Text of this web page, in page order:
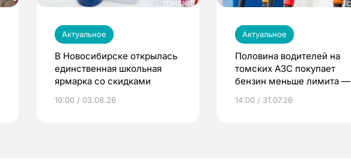
Актуальное
В Новосибирске открылась
единственная школьная
ярмарка со скидками
19:00 / 03.08.26
Актуальное
Половина водителей на
томских АЗС покупает
бензин меньше лимита —
14:00 / 31.07.26